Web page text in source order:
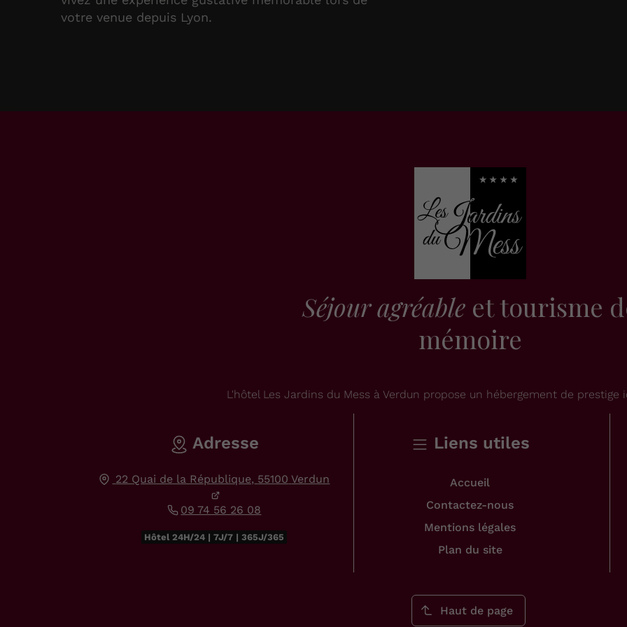
votre venue depuis Lyon.
Séjour agréableet tourisme
mémoire
L'hôtel Les Jardins du Mess à Verdun propose un hébergement de prestige
Adresse
22 Quai de la République, 55100 Verdun
09 74 56 26 08
Hôtel 24H/24 | 7J/7 | 365J/365
Liens utiles
Accueil
Contactez-nous
Mentions légales
Plan du site
Haut de page